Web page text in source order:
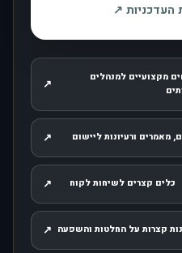
העדכניות ↗
מקצועיים למנהלים
↗
מאמרים ורעיונות ליישום ↗
כלים קצרים לשיחות לקוח ↗
קצרות על החלטות והשפעה ↗